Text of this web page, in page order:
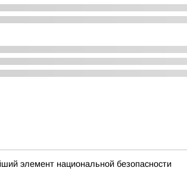
элемент национальной безопасности